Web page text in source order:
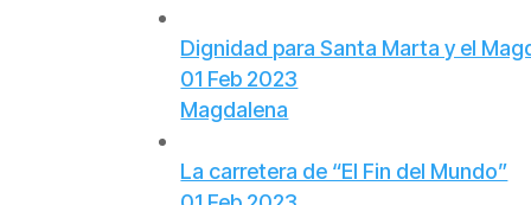
Dignidad para Santa Marta y el
01 Feb 2023
Magdalena
La carretera de “El Fin del Mundo”